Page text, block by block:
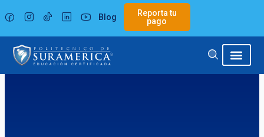
al
contenido
Blog
Reporta tu
pago